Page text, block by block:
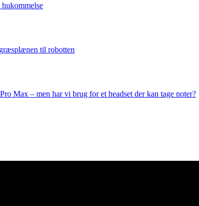
til robotten
Max – men har vi brug for et headset der kan tage noter?